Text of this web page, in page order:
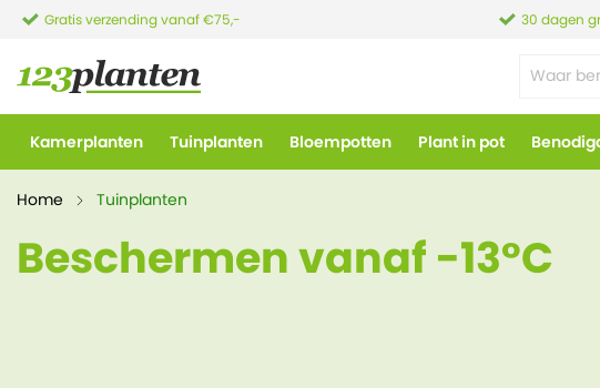
Gratis verzending vanaf €75,- 30 dagen
Kamerplanten Tuinplanten Bloempotten Plant in pot
Home Tuinplanten
Beschermen vanaf -13°C